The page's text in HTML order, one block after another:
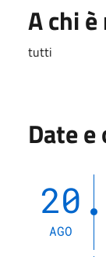
A chi
tutti
Date
20
AGO